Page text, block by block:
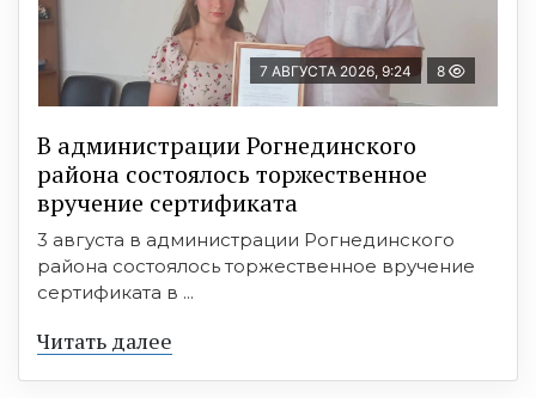
7 АВГУСТА 2026, 9:24 8
В администрации Рогнединского
района состоялось торжественное
вручение сертификата
3 августа в администрации Рогнединского
района состоялось торжественное вручение
сертификата в ...
Читать далее